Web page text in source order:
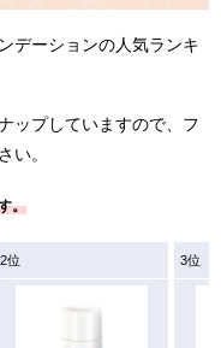
デーションの人気ランキ
ップしていますので、フ
い。
。
2位 3位